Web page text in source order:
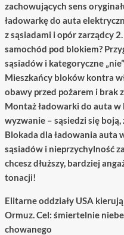
zachowujących sens
ładowarkę do auta
z sąsiadami i opór zarządcy
samochód pod blokiem?
sąsiadów i kategoryczne
Mieszkańcy bloków kontra
obawy przed pożarem i brak
Montaż ładowarki do auta
wyzwanie – sąsiedzi się
Blokada dla ładowania auta
sąsiadów i nieprzychylność
chcesz dłuższy, bardziej
tonacji!
Elitarne oddziały USA
Ormuz. Cel: śmiertelnie
chowanego